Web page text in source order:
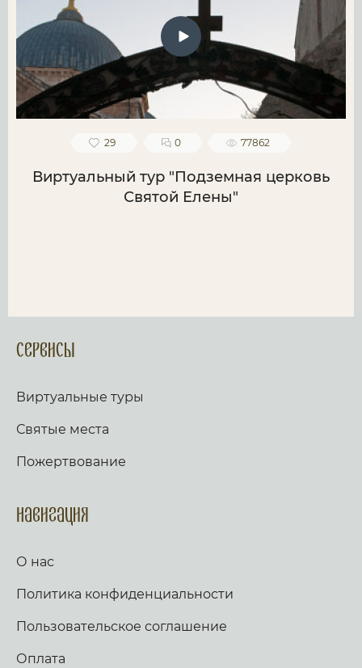
29 0 77862
Виртуальный тур "Подземная церковь
Святой Елены"
Сервисы
Виртуальные туры
Святые места
Пожертвование
Навигация
О нас
Политика конфиденциальности
Пользовательское соглашение
Оплата